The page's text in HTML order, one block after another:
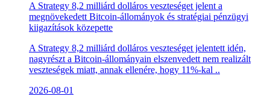
A Strategy 8,2 milliárd dolláros veszteséget jelent a
megnövekedett Bitcoin-állományok és stratégiai pénzügyi
kiigazítások közepette
A Strategy 8,2 milliárd dolláros veszteséget jelentett idén,
nagyrészt a Bitcoin-állományain elszenvedett nem realizált
veszteségek miatt, annak ellenére, hogy 11%-kal ..
2026-08-01